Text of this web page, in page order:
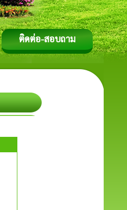
ติดต่อ-สอบถาม